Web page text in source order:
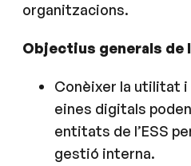
organitzacions.
Objectius generals de
Conèixer la utilitat
eines digitals
entitats de l’ESS
gestió interna.